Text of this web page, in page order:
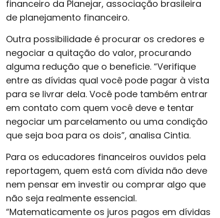
financeiro da Planejar, associação brasileira
de planejamento financeiro.
Outra possibilidade é procurar os credores e
negociar a quitação do valor, procurando
alguma redução que o beneficie. “Verifique
entre as dívidas qual você pode pagar à vista
para se livrar dela. Você pode também entrar
em contato com quem você deve e tentar
negociar um parcelamento ou uma condição
que seja boa para os dois”, analisa Cintia.
Para os educadores financeiros ouvidos pela
reportagem, quem está com dívida não deve
nem pensar em investir ou comprar algo que
não seja realmente essencial.
“Matematicamente os juros pagos em dívidas